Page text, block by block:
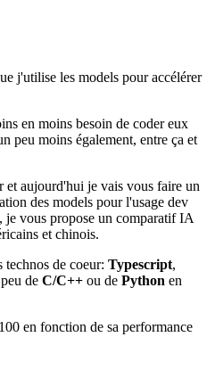
j'utilise les models pour accélérer
en moins besoin de coder eux
peu moins également, entre ça et
et aujourd'hui je vais vous faire un
des models pour l'usage dev
vous propose un comparatif IA
et chinois.
technos de coeur: Typescript,
de C/C++ ou de Python en
en fonction de sa performance